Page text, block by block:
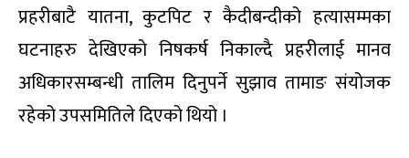
प्रहरीबाटै यातना, कुटपिट र कैदीबन्दीको हत्यासम्मका
घटनाहरु देखिएको निषकर्ष निकाल्दै प्रहरीलाई मानव
अधिकारसम्बन्धी तालिम दिनुपर्ने सुझाव तामाङ संयोजक
रहेको उपसमितिले दिएको थियो ।